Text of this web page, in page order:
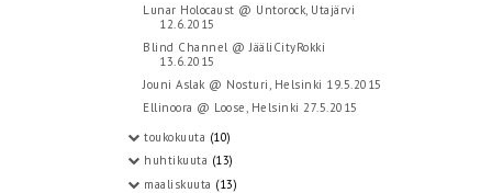
Lunar Holocaust @ Untorock, Utajärvi
12.6.2015
Blind Channel @ JääliCityRokki
13.6.2015
Jouni Aslak @ Nosturi, Helsinki 19.5.2015
Ellinoora @ Loose, Helsinki 27.5.2015
toukokuuta (10)
huhtikuuta (13)
maaliskuuta (13)